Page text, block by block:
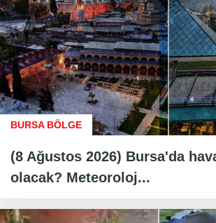
BURSA BÖLGE
(8 Ağustos 2026) Bursa'da
olacak? Meteoroloj...